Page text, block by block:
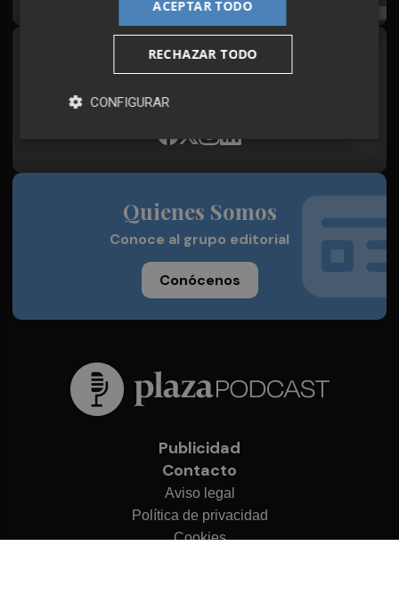
Síguenos en redes
Plaza Podcast, desde cualquier medio
Quienes Somos
Conoce al grupo editorial
Conócenos
Publicidad
Contacto
Aviso legal
Política de privacidad
Cookies
ACEPTAR TODO
RECHAZAR TODO
CONFIGURAR